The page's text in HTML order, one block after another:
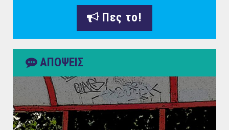
Πες το!
ΑΠΟΨΕΙΣ